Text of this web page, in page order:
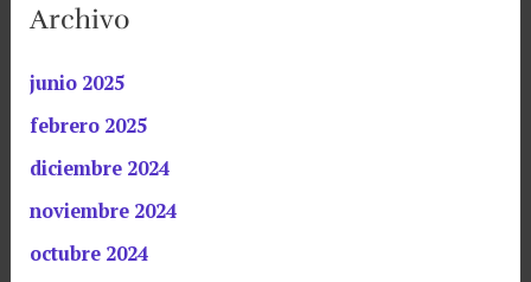
Archivo
junio 2025
febrero 2025
diciembre 2024
noviembre 2024
octubre 2024